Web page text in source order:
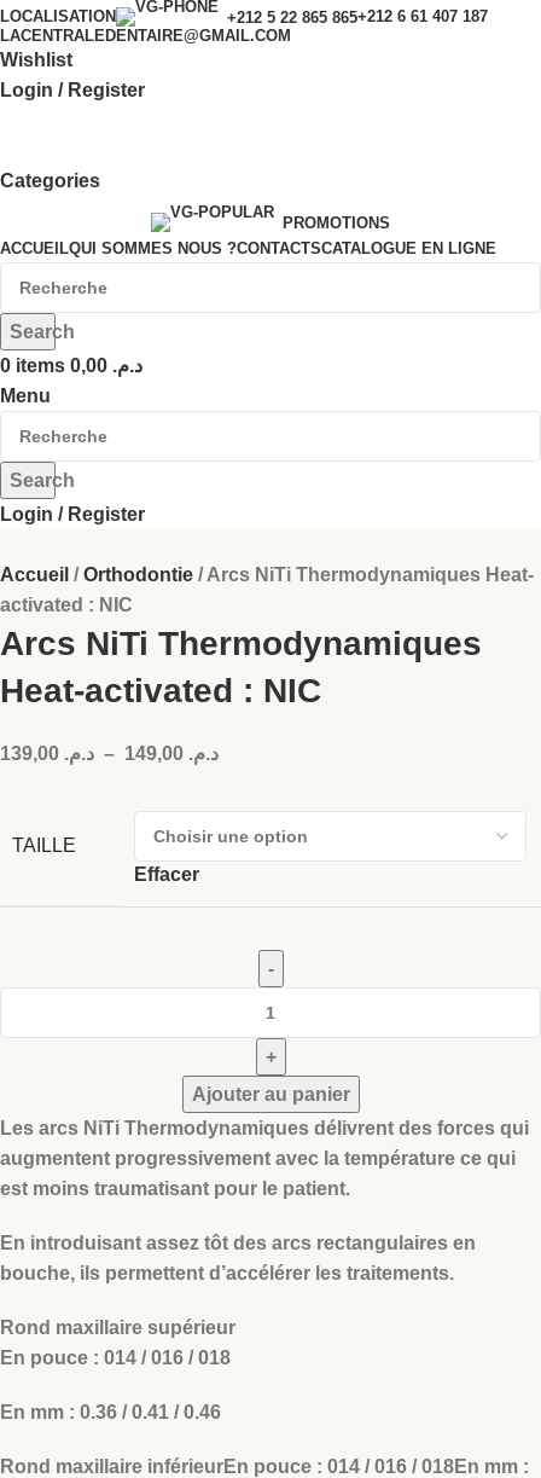
LOCALISATION +212 5 22 865 865+212 6 61 407 187
LACENTRALEDENTAIRE@GMAIL.COM
Wishlist
Login / Register
Categories
PROMOTIONS
ACCUEILQUI SOMMES NOUS ?CONTACTSCATALOGUE EN LIGNE
Search
0 items د.م.
Menu
Search
Login / Register
Accueil Orthodontie
Arcs NiTi Thermodynamiques Heat-
activated : NIC
Arcs NiTi Thermodynamiques
Heat-activated : NIC
د.م. – د.م.
TAILLE
Effacer
Ajouter au panier
Les arcs NiTi Thermodynamiques délivrent des forces qui
augmentent progressivement avec la température ce qui
est moins traumatisant pour le patient.
En introduisant assez tôt des arcs rectangulaires en
bouche, ils permettent d’accélérer les traitements.
Rond maxillaire supérieur
En pouce : 014 / 016 / 018
En mm : 0.36 / 0.41 / 0.46
Rond maxillaire inférieurEn pouce : 014 / 016 / 018En mm :